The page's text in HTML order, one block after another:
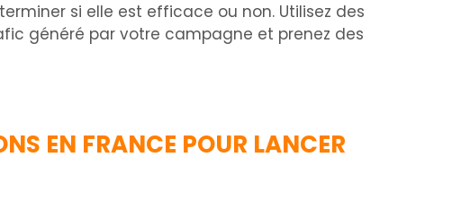
si elle est efficace ou non. Utilisez des
généré par votre campagne et prenez des
EN FRANCE POUR LANCER